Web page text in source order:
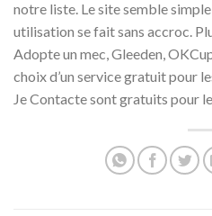
notre liste. Le site semble
utilisation se fait sans accroc.
Adopte un mec, Gleeden,
choix d’un service gratuit pour
Je Contacte sont gratuits pour